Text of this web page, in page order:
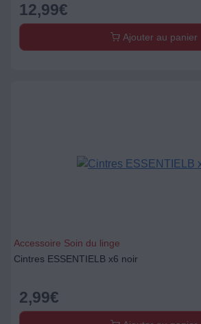
12,99€
Ajouter au panier
Accessoire Soin du linge
Cintres ESSENTIELB x6 noir
2,99€